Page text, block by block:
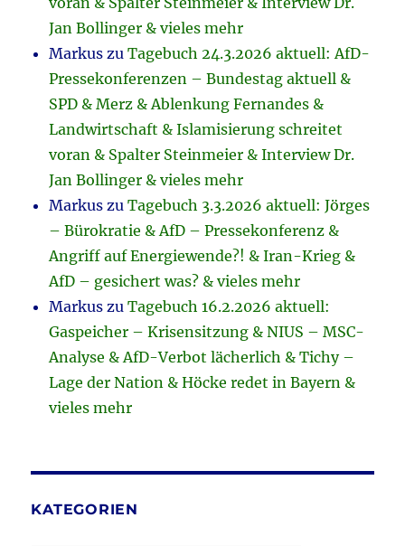
Jan Bollinger & vieles mehr
Markus zuTagebuch 24.3.2026 aktuell: AfD-
Pressekonferenzen – Bundestag aktuell &
SPD & Merz & Ablenkung Fernandes &
Landwirtschaft & Islamisierung schreitet
voran & Spalter Steinmeier & Interview Dr.
Jan Bollinger & vieles mehr
Markus zuTagebuch 3.3.2026 aktuell: Jörges
– Bürokratie & AfD – Pressekonferenz &
Angriff auf Energiewende?! & Iran-Krieg &
AfD – gesichert was? & vieles mehr
Markus zuTagebuch 16.2.2026 aktuell:
Gaspeicher – Krisensitzung & NIUS – MSC-
Analyse & AfD-Verbot lächerlich & Tichy –
Lage der Nation & Höcke redet in Bayern &
vieles mehr
KATEGORIEN